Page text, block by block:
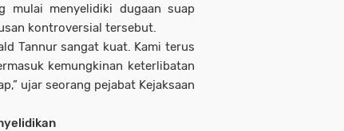
mulai menyelidiki dugaan suap
kontroversial tersebut.
Tannur sangat kuat. Kami terus
kemungkinan keterlibatan
ujar seorang pejabat Kejaksaan